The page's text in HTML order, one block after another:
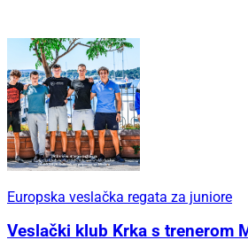
Europska veslačka regata za juniore
Veslački klub Krka s trenerom